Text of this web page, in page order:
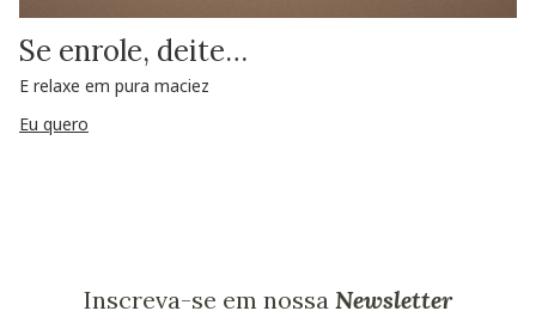
Se enrole, deite…
E relaxe em pura maciez
Eu quero
Inscreva-se em nossa Newsletter